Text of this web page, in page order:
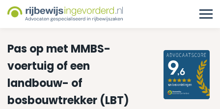
Pas op met MMBS-
voertuig of een
landbouw- of
bosbouwtrekker (LBT)